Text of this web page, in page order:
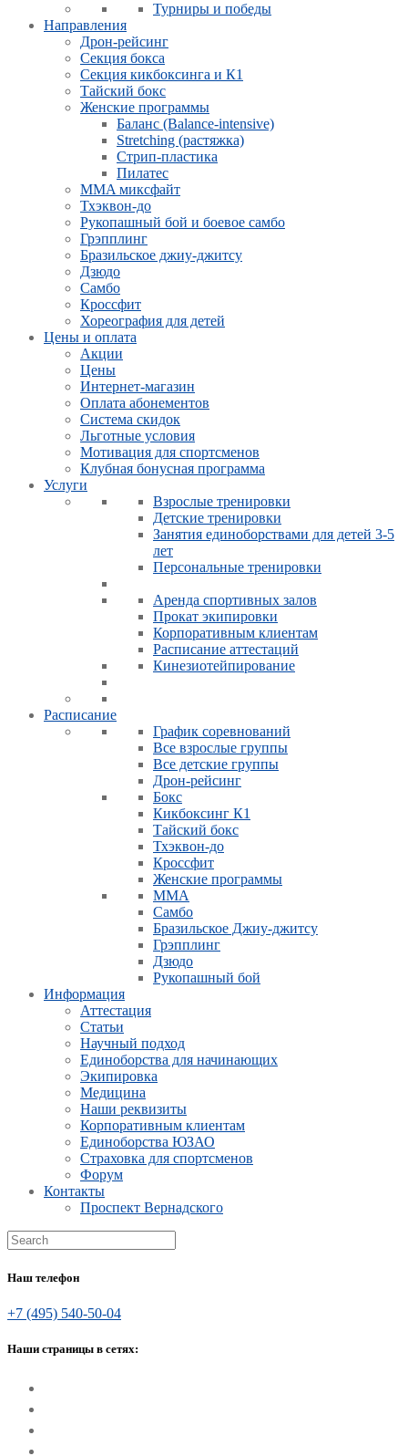
Турниры и победы
Направления
Дрон-рейсинг
Секция бокса
Секция кикбоксинга и К1
Тайский бокс
Женские программы
Баланс (Balance-intensive)
Stretching (растяжка)
Стрип-пластика
Пилатес
MMA миксфайт
Тхэквон-до
Рукопашный бой и боевое самбо
Грэпплинг
Бразильское джиу-джитсу
Дзюдо
Самбо
Кроссфит
Хореография для детей
Цены и оплата
Акции
Цены
Интернет-магазин
Оплата абонементов
Система скидок
Льготные условия
Мотивация для спортсменов
Клубная бонусная программа
Услуги
Взрослые тренировки
Детские тренировки
Занятия единоборствами для детей 3-5
лет
Персональные тренировки
Аренда спортивных залов
Прокат экипировки
Корпоративным клиентам
Расписание аттестаций
Кинезиотейпирование
Расписание
График соревнований
Все взрослые группы
Все детские группы
Дрон-рейсинг
Бокс
Кикбоксинг К1
Тайский бокс
Тхэквон-до
Кроссфит
Женские программы
ММА
Самбо
Бразильское Джиу-джитсу
Грэпплинг
Дзюдо
Рукопашный бой
Информация
Аттестация
Статьи
Научный подход
Единоборства для начинающих
Экипировка
Медицина
Наши реквизиты
Корпоративным клиентам
Единоборства ЮЗАО
Страховка для спортсменов
Форум
Контакты
Проспект Вернадского
Наш телефон
+7 (495) 540-50-04
Наши страницы в сетях: